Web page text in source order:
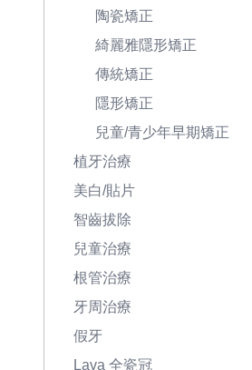
陶瓷矯正
綺麗雅隱形矯正
傳統矯正
隱形矯正
兒童/青少年早期矯正
植牙治療
美白/貼片
智齒拔除
兒童治療
根管治療
牙周治療
假牙
Lava 全瓷冠